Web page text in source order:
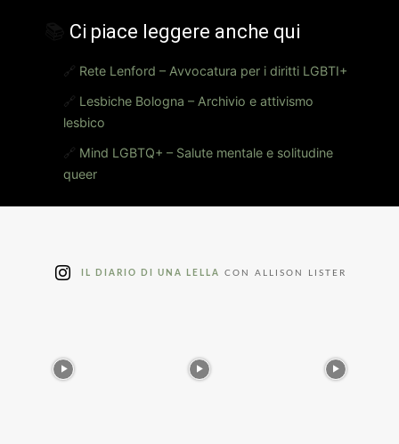
Ci piace leggere anche qui
🔗 Rete Lenford – Avvocatura per i diritti LGBTI+
🔗 Lesbiche Bologna – Archivio e attivismo
lesbico
🔗 Mind LGBTQ+ – Salute mentale e solitudine
queer
IL DIARIO DI UNA LELLA CON ALLISON LISTER